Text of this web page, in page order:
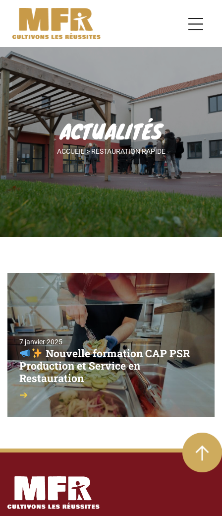
ACTUALITÉS
ACCUEIL>RESTAURATION RAPIDE
7 janvier 2025
Nouvelle formation CAP PSR
Production et Service en
Restauration